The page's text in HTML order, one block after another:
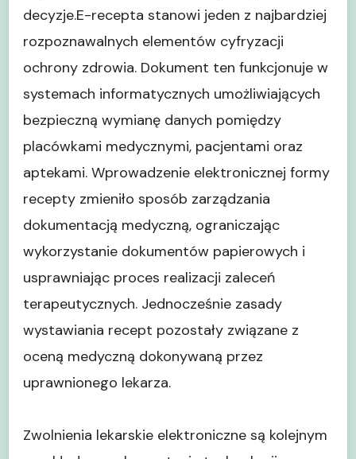
decyzje.E-recepta stanowi jeden z najbardziej
rozpoznawalnych elementów cyfryzacji
ochrony zdrowia. Dokument ten funkcjonuje w
systemach informatycznych umożliwiających
bezpieczną wymianę danych pomiędzy
placówkami medycznymi, pacjentami oraz
aptekami. Wprowadzenie elektronicznej formy
recepty zmieniło sposób zarządzania
dokumentacją medyczną, ograniczając
wykorzystanie dokumentów papierowych i
usprawniając proces realizacji zaleceń
terapeutycznych. Jednocześnie zasady
wystawiania recept pozostały związane z
oceną medyczną dokonywaną przez
uprawnionego lekarza.
Zwolnienia lekarskie elektroniczne są kolejnym